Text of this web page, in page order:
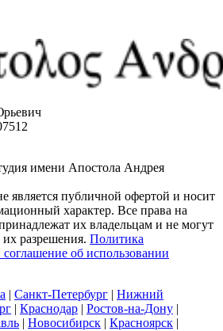
имени Апостола Андрея
является публичной офертой и носит
характер. Все права на
их владельцам и не могут
разрешения. Политика
об использовании
| Санкт-Петербург | Нижний
| Краснодар | Ростов-на-Дону |
| Новосибирск | Красноярск |